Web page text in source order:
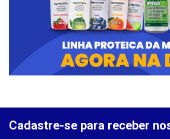
Cadastre-se para receber